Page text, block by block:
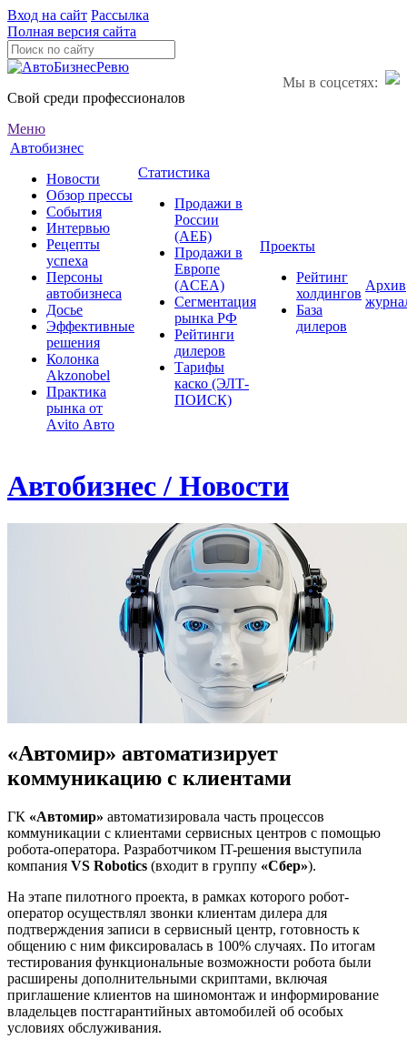
Вход на сайт Рассылка
Полная версия сайта
Мы в соцсетях:
Свой среди профессионалов
Меню
Автобизнес
Новости
Обзор прессы
События
Интервью
Рецепты
успеха
Персоны
автобизнеса
Досье
Эффективные
решения
Колонка
Akzonobel
Практика
рынка от
Аvito Авто
Статистика
Продажи в
России
(АЕБ)
Продажи в
Европе
(ACEA)
Сегментация
рынка РФ
Рейтинги
дилеров
Тарифы
каско (ЭЛТ-
ПОИСК)
Проекты
Рейтинг
холдингов
База
дилеров
Архив
Автобизнес / Новости
«Автомир» автоматизирует
коммуникацию с клиентами
ГК «Автомир» автоматизировала часть процессов
коммуникации с клиентами сервисных центров с помощью
робота-оператора. Разработчиком IT-решения выступила
компания VS Robotics (входит в группу «Сбер»).
На этапе пилотного проекта, в рамках которого робот-
оператор осуществлял звонки клиентам дилера для
подтверждения записи в сервисный центр, готовность к
общению с ним фиксировалась в 100% случаях. По итогам
тестирования функциональные возможности робота были
расширены дополнительными скриптами, включая
приглашение клиентов на шиномонтаж и информирование
владельцев постгарантийных автомобилей об особых
условиях обслуживания.